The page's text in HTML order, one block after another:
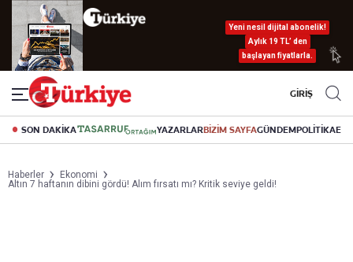
Yeni nesil dijital abonelik!
Aylık 19 TL’ den
başlayan fiyatlarla.
GİRİŞ
SON DAKİKA YAZARLARBİZİM SAYFAGÜNDEMPOLİTİKA
Haberler
Ekonomi
Altın 7 haftanın dibini gördü! Alım fırsatı mı? Kritik seviye geldi!